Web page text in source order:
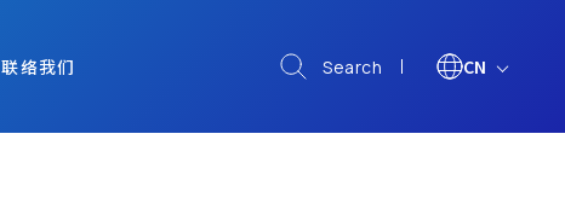
联络我们 Search CN